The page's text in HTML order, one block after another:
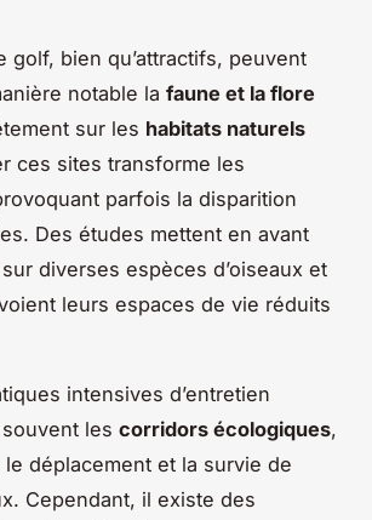
golf, bien qu’attractifs, peuvent
notable la faune et la flore
sur les habitats naturels
ces sites transforme les
parfois la disparition
Des études mettent en avant
diverses espèces d’oiseaux et
leurs espaces de vie réduits
intensives d’entretien
les corridors écologiques,
déplacement et la survie de
Cependant, il existe des